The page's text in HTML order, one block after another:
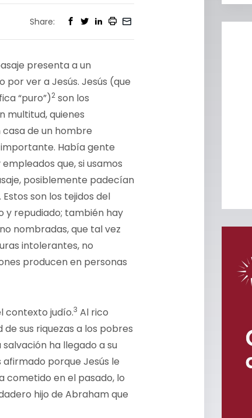
Share:
presenta a un
por ver a Jesús. Jesús (que
“puro”)2 son los
multitud, quienes
de un hombre
Había gente
que, si usamos
posiblemente padecían
son los tejidos del
y repudiado; también hay
nombradas, que tal vez
intolerantes, no
producen en personas
contexto judío.3 Al rico
sus riquezas a los pobres
ha llegado a su
porque Jesús le
cometido en el pasado, lo
hijo de Abraham que